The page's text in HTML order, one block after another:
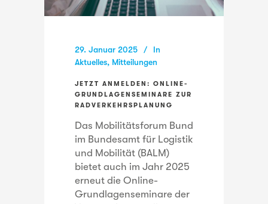
29. Januar 2025
In
Aktuelles, Mitteilungen
JETZT ANMELDEN: ONLINE-
GRUNDLAGENSEMINARE ZUR
RADVERKEHRSPLANUNG
Das Mobilitätsforum Bund
im Bundesamt für Logistik
und Mobilität (BALM)
bietet auch im Jahr 2025
erneut die Online-
Grundlagenseminare der